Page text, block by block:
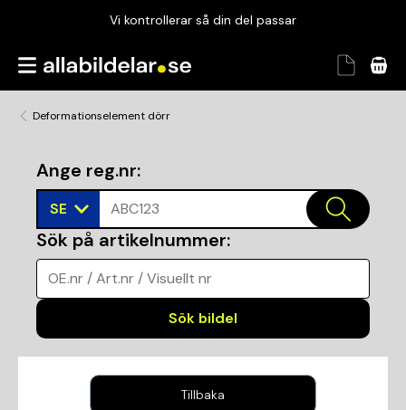
Vi kontrollerar så din del passar
Garanterad passform
Deformationselement dörr
Ange reg.nr:
SE ABC123
Sök på artikelnummer:
OE.nr / Art.nr / Visuellt nr
Sök bildel
Tillbaka